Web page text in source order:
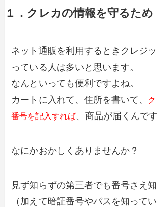
１．クレカの情報を守るため
ネット通販を利用するときクレジ
っている人は多いと思います。
なんといっても便利ですよね。
カートに入れて、住所を書いて、
番号を記入すれば、商品が届くんです
なにかおかしくありませんか？
見ず知らずの第三者でも番号さえ
（加えて暗証番号やパスを知ってい